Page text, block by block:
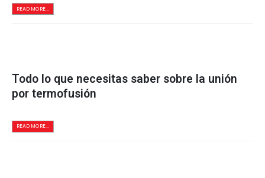
READ MORE...
Todo lo que necesitas saber sobre la unión
por termofusión
READ MORE...